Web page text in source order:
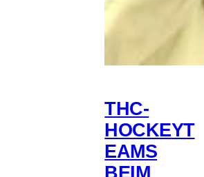
THC-
HOCKEYT
EAMS
BEIM